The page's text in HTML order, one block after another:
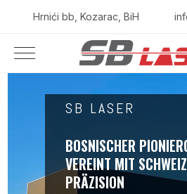
Hrnići bb, Kozarac, BiH
SB LASER
BOSNISCHER
VEREINT MIT
PRÄZISION